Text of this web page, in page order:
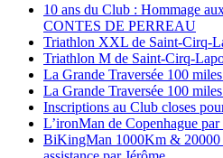
10 ans du Club : Hommage
CONTES DE PERREAU
Triathlon XXL de Saint-Cirq-
Triathlon M de Saint-Cirq-
La Grande Traversée 100
La Grande Traversée 100
Inscriptions au Club closes
L’ironMan de Copenhague
BiKingMan 1000Km & 20000